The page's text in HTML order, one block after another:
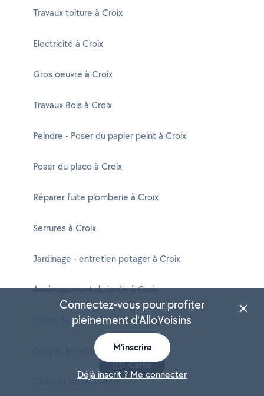
Travaux toiture à Croix
Electricité à Croix
Gros oeuvre à Croix
Travaux Bois à Croix
Peindre - Poser du papier peint à Croix
Poser du placo à Croix
Réparer fuite plomberie à Croix
Serrures à Croix
Jardinage - entretien potager à Croix
Aménagement du jardin à Croix
Tonte de gazon - Débroussaillage à Croix
Couper les arbres à Croix
Cloturer jardin à Croix
Carte
Connectez-vous pour profiter
pleinement d'AlloVoisins
M'inscrire
Déjà inscrit ? Me connecter